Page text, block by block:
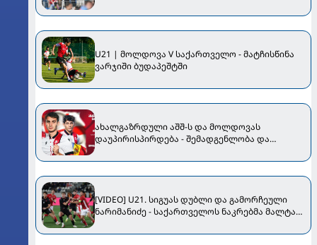
U21 | მოლდოვა V საქართველო - მატჩისწინა
ვარჯიში ბუდაპეშტში
ახალგაზრდული აშშ-ს და მოლდოვას
დაუპირისპირდება - შემადგენლობა და
[VIDEO] U21. სიგუას დუბლი და გამორჩეული
ნარიმანიძე - საქართველოს ნაკრებმა მალტას